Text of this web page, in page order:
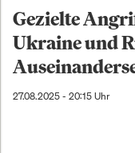
Gezielte
Ukraine und
27.08.2025 - 20:15 Uhr